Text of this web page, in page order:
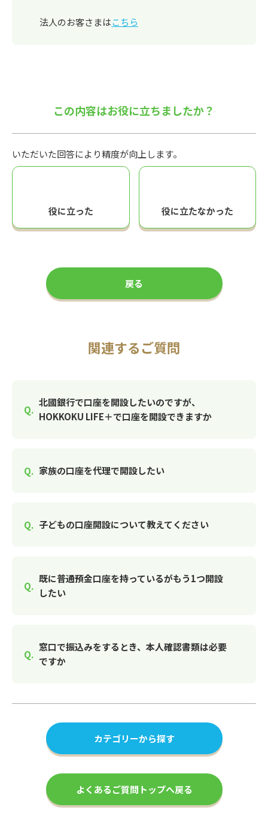
法人のお客さまはこちら
この内容はお役に立ちましたか？
いただいた回答により精度が向上します。
役に立った 役に立たなかった
戻る
関連するご質問
北國銀行で口座を開設したいのですが、
HOKKOKU LIFE＋で口座を開設できますか
家族の口座を代理で開設したい
子どもの口座開設について教えてください
既に普通預金口座を持っているがもう1つ開設
したい
窓口で振込みをするとき、本人確認書類は必要
ですか
カテゴリーから探す
よくあるご質問トップへ戻る